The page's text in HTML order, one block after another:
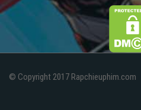
© Copyright 2017 Rapchieuphim.com